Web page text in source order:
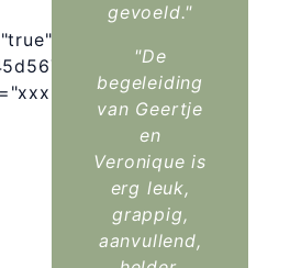
gevoeld."
"De
begeleiding
van Geertje
en
Veronique is
erg leuk,
grappig,
aanvullend,